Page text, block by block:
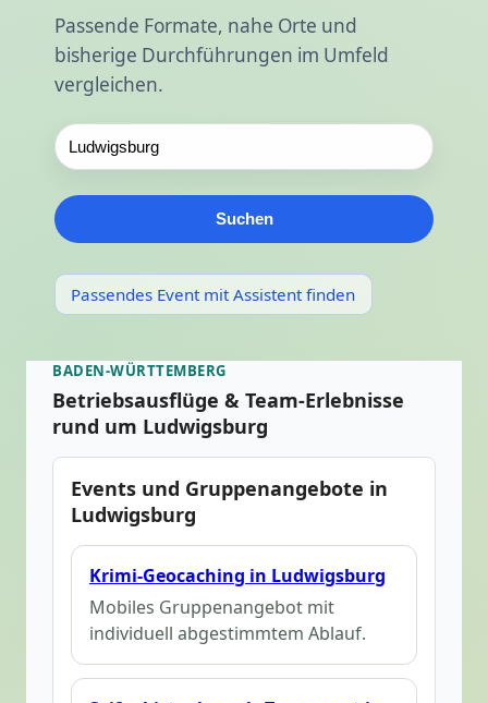
Passende Formate, nahe Orte und
bisherige Durchführungen im Umfeld
vergleichen.
Suchen
Passendes Event mit Assistent finden
BADEN-WÜRTTEMBERG
Betriebsausflüge & Team-Erlebnisse
rund um Ludwigsburg
Events und Gruppenangebote in
Ludwigsburg
Krimi-Geocaching in Ludwigsburg
Mobiles Gruppenangebot mit
individuell abgestimmtem Ablauf.